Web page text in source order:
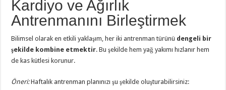
Kardiyo ve Ağırlık
Antrenmanını Birleştirmek
Bilimsel olarak en etkili yaklaşım, her iki antrenman türünü dengeli bir
şekilde kombine etmektir. Bu şekilde hem yağ yakımı hızlanır hem
de kas kütlesi korunur.
Öneri:Haftalık antrenman planınızı şu şekilde oluşturabilirsiniz: